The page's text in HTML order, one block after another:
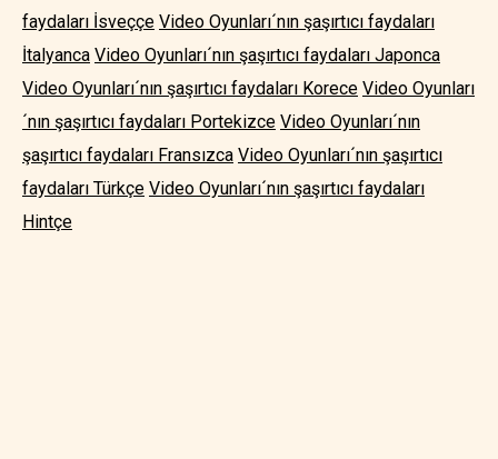
faydaları İsveççe Video Oyunları´nın şaşırtıcı faydaları
İtalyanca Video Oyunları´nın şaşırtıcı faydaları Japonca
Video Oyunları´nın şaşırtıcı faydaları Korece Video Oyunları
´nın şaşırtıcı faydaları Portekizce Video Oyunları´nın
şaşırtıcı faydaları Fransızca Video Oyunları´nın şaşırtıcı
faydaları Türkçe Video Oyunları´nın şaşırtıcı faydaları
Hintçe